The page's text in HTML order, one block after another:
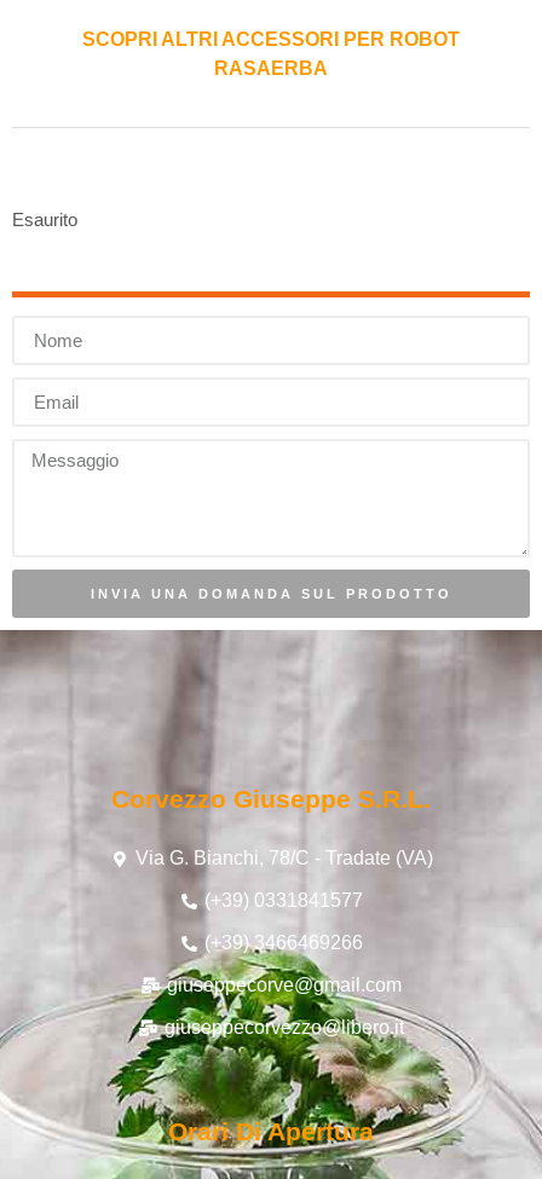
SCOPRI ALTRI ACCESSORI PER ROBOT
RASAERBA
Esaurito
INVIA UNA DOMANDA SUL PRODOTTO
Corvezzo Giuseppe S.r.l.
Via G. Bianchi, 78/C - Tradate (VA)
(+39) 0331841577
(+39) 3466469266
giuseppecorve@gmail.com
giuseppecorvezzo@libero.it
Orari Di Apertura